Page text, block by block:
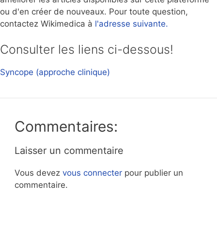
ou d'en créer de nouveaux. Pour toute question,
contactez Wikimedica à l'adresse suivante.
Consulter les liens ci-dessous!
Syncope (approche clinique)
Commentaires:
Laisser un commentaire
Vous devez vous connecter pour publier un
commentaire.